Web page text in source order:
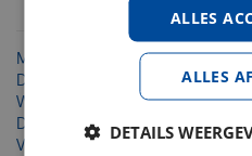
Maandag
Dinsdag
Woensdag
Donderdag
Vrijdag
ALLES
ALLES
DETAILS